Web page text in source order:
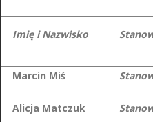
Imię i Nazwisko
Marcin Miś
Alicja Matczuk